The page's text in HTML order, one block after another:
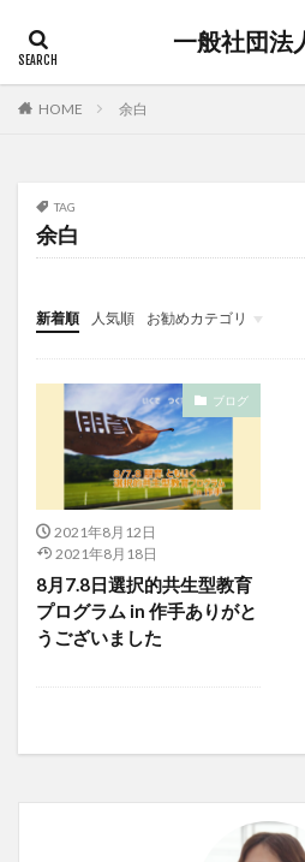
一般社団法
HOME 余白
TAG
余白
新着順 人気順 お勧めカテゴリ
未分類
ブログ
2021年8月12日
2021年8月18日
8月7.8日選択的共生型教育
プログラム in 作手ありがと
うございました